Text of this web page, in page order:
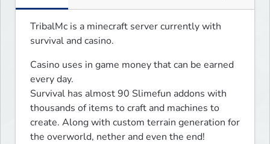
TribalMc is a minecraft server currently with
survival and casino.
Casino uses in game money that can be earned
every day.
Survival has almost 90 Slimefun addons with
thousands of items to craft and machines to
create. Along with custom terrain generation for
the overworld, nether and even the end!